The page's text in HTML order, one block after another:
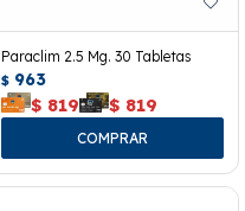
Paraclim 2.5 Mg. 30 Tabletas
$ 963
$ 819 $ 819